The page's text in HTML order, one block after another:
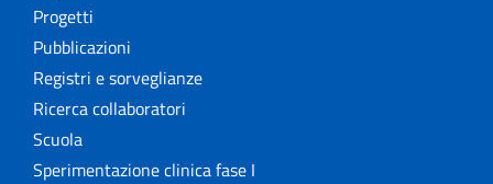
Progetti
Pubblicazioni
Registri e sorveglianze
Ricerca collaboratori
Scuola
Sperimentazione clinica fase I